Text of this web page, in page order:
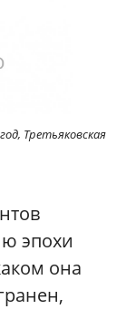
Третьяковская
эпохи
она